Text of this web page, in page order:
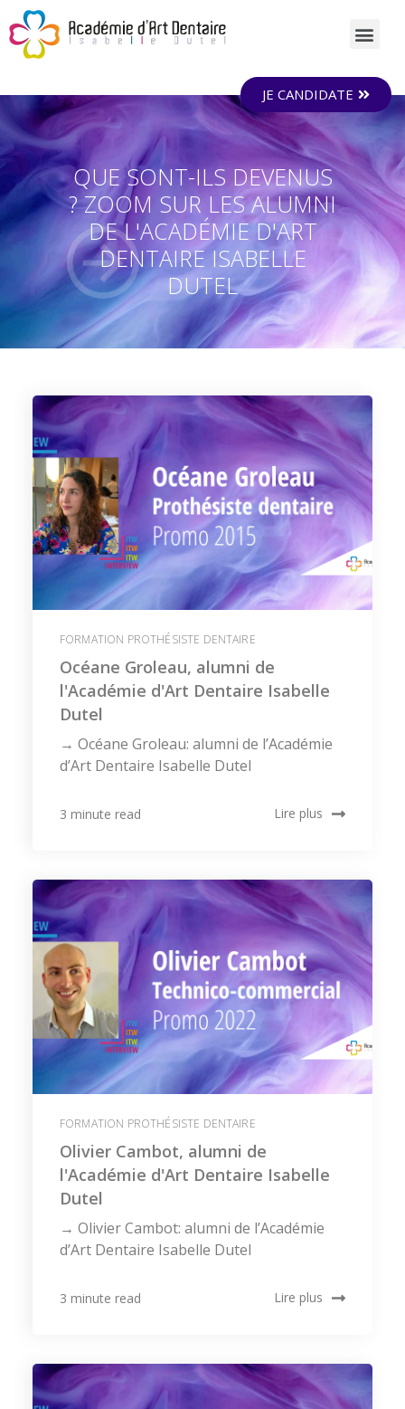
JE CANDIDATE
QUE SONT-ILS DEVENUS
? ZOOM SUR LES ALUMNI
DE L'ACADÉMIE D'ART
DENTAIRE ISABELLE
DUTEL
FORMATION PROTHÉSISTE DENTAIRE
Océane Groleau, alumni de
l'Académie d'Art Dentaire Isabelle
Dutel
→ Océane Groleau: alumni de l’Académie
d’Art Dentaire Isabelle Dutel
3 minute read Lire plus
FORMATION PROTHÉSISTE DENTAIRE
Olivier Cambot, alumni de
l'Académie d'Art Dentaire Isabelle
Dutel
→ Olivier Cambot: alumni de l’Académie
d’Art Dentaire Isabelle Dutel
3 minute read Lire plus